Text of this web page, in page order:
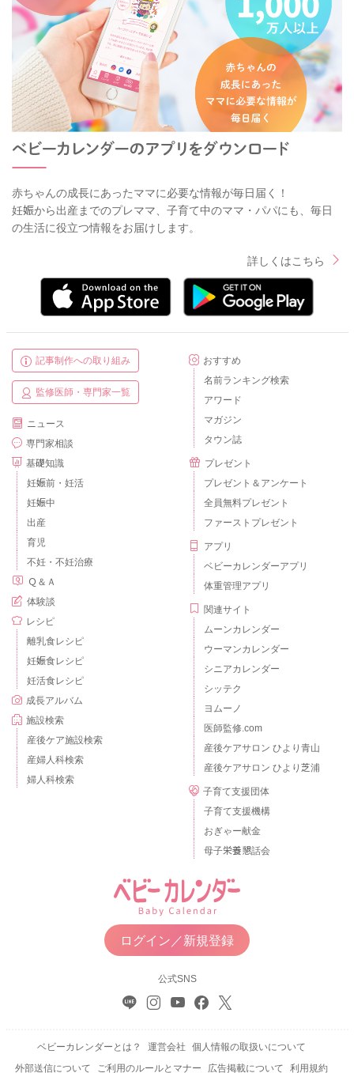
赤ちゃんの成長にあったママに必要な情報が毎日届く！
妊娠から出産までのプレママ、子育て中のママ・パパにも、毎日
の生活に役立つ情報をお届けします。
詳しくはこちら
記事制作への取り組み
監修医師・専門家一覧
ニュース
専門家相談
基礎知識
妊娠前・妊活
妊娠中
出産
育児
不妊・不妊治療
Ｑ＆Ａ
体験談
レシピ
離乳食レシピ
妊娠食レシピ
妊活食レシピ
成長アルバム
施設検索
産後ケア施設検索
産婦人科検索
婦人科検索
おすすめ
名前ランキング検索
アワード
マガジン
タウン誌
プレゼント
プレゼント＆アンケート
全員無料プレゼント
ファーストプレゼント
アプリ
ベビーカレンダーアプリ
体重管理アプリ
関連サイト
ムーンカレンダー
ウーマンカレンダー
シニアカレンダー
シッテク
ヨムーノ
医師監修.com
産後ケアサロン ひより青山
産後ケアサロン ひより芝浦
子育て支援団体
子育て支援機構
おぎゃー献金
母子栄養懇話会
ログイン／新規登録
公式SNS
ベビーカレンダーとは？ 運営会社
個人情報の取扱いについて
外部送信について
ご利用のルールとマナー 広告掲載について 利用規約